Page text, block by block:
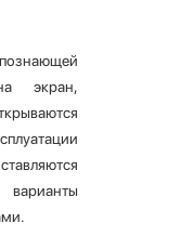
экран,